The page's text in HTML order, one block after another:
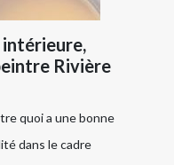
intérieure,
Rivière
quoi a une bonne
dans le cadre